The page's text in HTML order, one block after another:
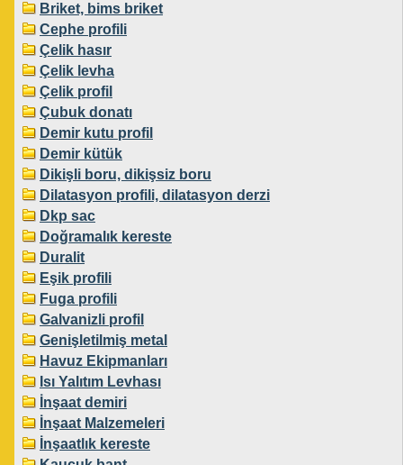
Briket, bims briket
Cephe profili
Çelik hasır
Çelik levha
Çelik profil
Çubuk donatı
Demir kutu profil
Demir kütük
Dikişli boru, dikişsiz boru
Dilatasyon profili, dilatasyon derzi
Dkp sac
Doğramalık kereste
Duralit
Eşik profili
Fuga profili
Galvanizli profil
Genişletilmiş metal
Havuz Ekipmanları
Isı Yalıtım Levhası
İnşaat demiri
İnşaat Malzemeleri
İnşaatlık kereste